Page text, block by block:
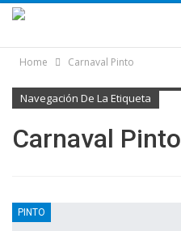
Home Carnaval Pinto
Navegación De La Etiqueta
Carnaval Pinto
PINTO